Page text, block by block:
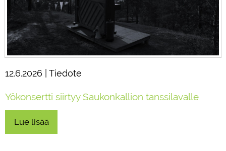
12.6.2026 | Tiedote
Yökonsertti siirtyy Saukonkallion tanssilavalle
Lue lisää